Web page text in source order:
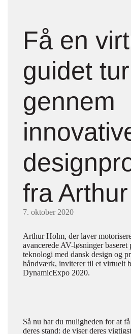
Få en
guidet tur
gennem
fra
7. oktober 2020
Arthur Holm, der laver
avancerede AV-løsninger baseret
teknologi med dansk design og
håndværk, inviterer til et virtuelt
DynamicExpo 2020.
Så nu har du muligheden for at
deres stand: de viser deres